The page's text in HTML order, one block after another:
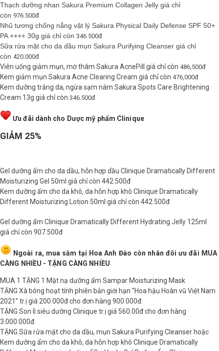
Shop All Brand A-
Z
Thạch dưỡng nhan Sakura Premium Collagen Jelly giá chỉ
còn 976.500đ
Nhũ tương chống nắng vật lý Sakura Physical Daily Defense SPF 50+
PA ++++ 30g giá chỉ còn 346.500đ
Sữa rửa mặt cho da dầu mụn Sakura Purifying Cleanser giá chỉ
còn 420.000đ
Viên uống giảm mụn, mờ thâm Sakura AcnePill giá chỉ còn 486,500đ
Kem giảm mụn Sakura Acne Clearing Cream giá chỉ còn 476,000đ
Kem dưỡng trắng da, ngừa sạm nám Sakura Spots Care Brightening
Cream 13g giá chỉ còn 346.500đ
Ưu đãi dành cho Dược mỹ phẩm Clinique
GIẢM 25%
Gel dưỡng ẩm cho da dầu, hỗn hợp dầu Clinique Dramatically Different
Moisturizing Gel 50ml giá chỉ còn 442.500đ
Kem dưỡng ẩm cho da khô, da hỗn hợp khô Clinique Dramatically
Different Moisturizing Lotion 50ml giá chỉ còn 442.500đ
Gel dưỡng ẩm Clinique Dramatically Different Hydrating Jelly 125ml
giá chỉ còn 907.500đ
Ngoài ra, mua sắm tại Hoa Anh Đào còn nhân đôi ưu đãi MUA
CÀNG NHIỀU - TẶNG CÀNG NHIỀU
MUA 1 TẶNG 1 Mặt nạ dưỡng ẩm Sampar Moisturizing Mask
TẶNG Xà bông hoạt tính phiên bản giới hạn “Hoa hậu Hoàn vũ Việt Nam
2021” tr.ị giá 200.000đ cho đơn hàng 900.000đ.
TẶNG Son lì siêu dưỡng Clinique tr.ị giá 560.00đ cho đơn hàng
3.000.000đ.
TẶNG Sữa rửa mặt cho da dầu, mụn Sakura Purifying Cleanser hoặc
Kem dưỡng ẩm cho da khô, da hỗn hợp khô Clinique Dramatically